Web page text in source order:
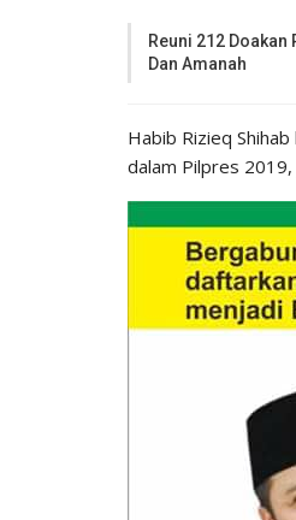
Reuni 212
Dan Amanah
Habib Rizieq
dalam Pilpres